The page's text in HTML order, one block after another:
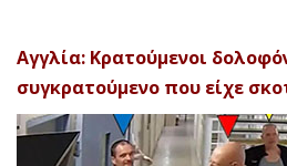
Αγγλία: Κρατούμενοι
συγκρατούμενο που είχε